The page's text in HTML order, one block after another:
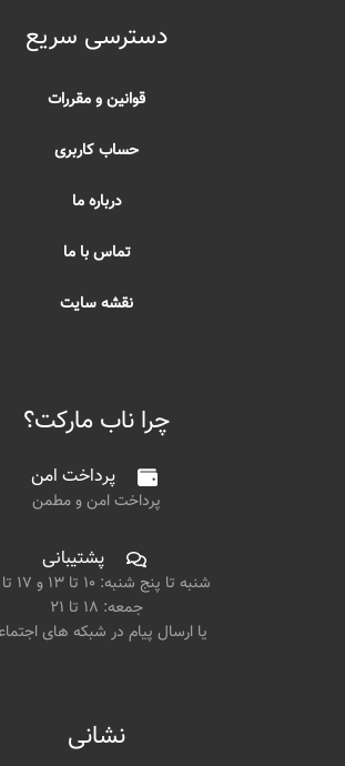
دسترسی سریع
قوانین و مقررات
حساب کاربری
درباره ما
تماس با ما
نقشه سایت
چرا ناب مارکت؟
پرداخت امن
پرداخت امن و مطمن
پشتیبانی
شنبه تا پنج شنبه: ۱۰ تا ۱۳ و ۱۷ تا ۲۱
جمعه: ۱۸ تا ۲۱
یا ارسال پیام در شبکه های
نشانی